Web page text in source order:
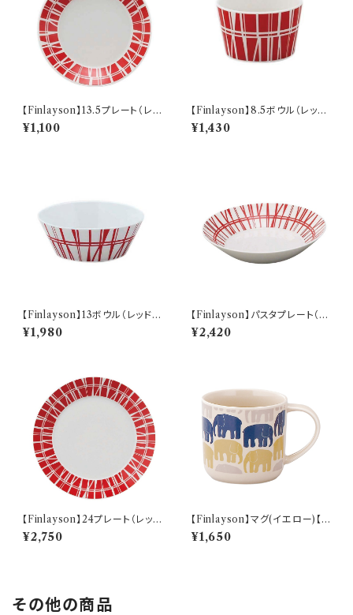
【Finlayson】13.5プレート（レッ
ド）【コロナ】
¥1,100
【Finlayson】8.5ボウル（レッ
ド）【コロナ】
¥1,430
【Finlayson】13ボウル（レッド）
【コロナ】
¥1,980
【Finlayson】パスタプレート（レ
ッド）【コロナ】
¥2,420
【Finlayson】24プレート（レッ
ド）【コロナ】
¥2,750
【Finlayson】マグ(イエロー)【F
IN100】
¥1,650
その他の商品